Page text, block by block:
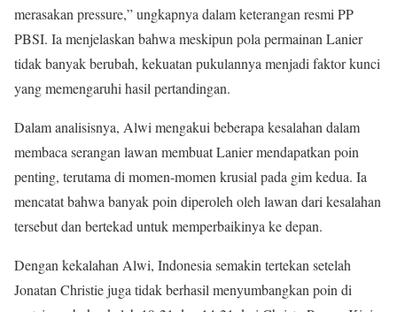
merasakan pressure,” ungkapnya dalam keterangan resmi PP
PBSI. Ia menjelaskan bahwa meskipun pola permainan Lanier
tidak banyak berubah, kekuatan pukulannya menjadi faktor kunci
yang memengaruhi hasil pertandingan.
Dalam analisisnya, Alwi mengakui beberapa kesalahan dalam
membaca serangan lawan membuat Lanier mendapatkan poin
penting, terutama di momen-momen krusial pada gim kedua. Ia
mencatat bahwa banyak poin diperoleh oleh lawan dari kesalahan
tersebut dan bertekad untuk memperbaikinya ke depan.
Dengan kekalahan Alwi, Indonesia semakin tertekan setelah
Jonatan Christie juga tidak berhasil menyumbangkan poin di